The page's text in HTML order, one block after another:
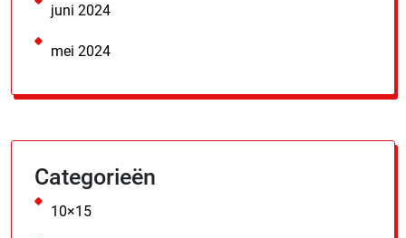
juni 2024
mei 2024
Categorieën
10×15